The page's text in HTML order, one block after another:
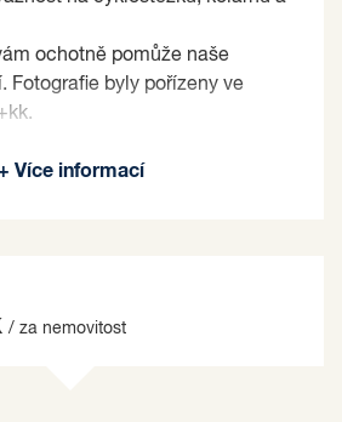
ochotně pomůže naše
Fotografie byly pořízeny ve
kritérií.
Více informací
/ za nemovitost